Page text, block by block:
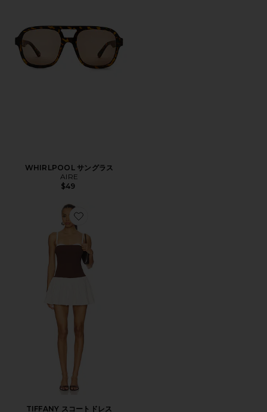
WHIRLPOOL サングラス
AIRE
$49
Favorite TIFFANY スコートドレス
TIFFANY スコートドレス